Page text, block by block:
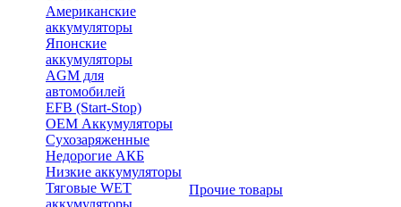
Американские
аккумуляторы
Японские
аккумуляторы
AGM для
автомобилей
EFB (Start-Stop)
OEM Аккумуляторы
Сухозаряженные
Недорогие АКБ
Низкие аккумуляторы
Тяговые WET
аккумуляторы
Прочие товары